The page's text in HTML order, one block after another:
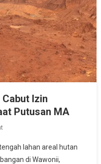
Izin
Putusan MA
On
Kehutanan
Cabut
lahan areal hutan
di Wawonii,